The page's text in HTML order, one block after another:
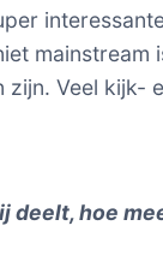
mainstream
zijn. Veel kijk-
deelt, hoe